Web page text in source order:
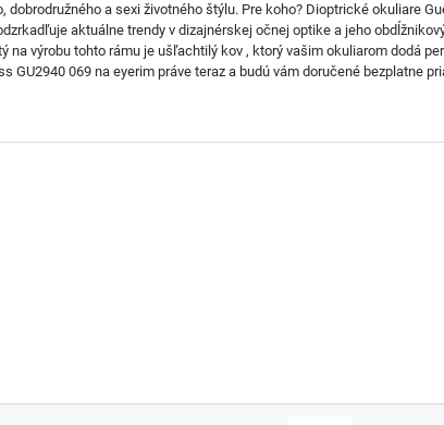
dobrodružného a sexi životného štýlu. Pre koho? Dioptrické okuliare
aktuálne trendy v dizajnérskej očnej optike a jeho
na výrobu tohto rámu je ušľachtilý kov , ktorý vašim okuliarom dodá
GU2940 069 na eyerim práve teraz a budú vám doručené bezplatne